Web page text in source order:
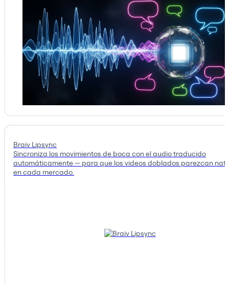
Braiv Lipsync
Sincroniza los movimientos de boca con el audio traducido
automáticamente — para que los videos doblados parezcan
en cada mercado.